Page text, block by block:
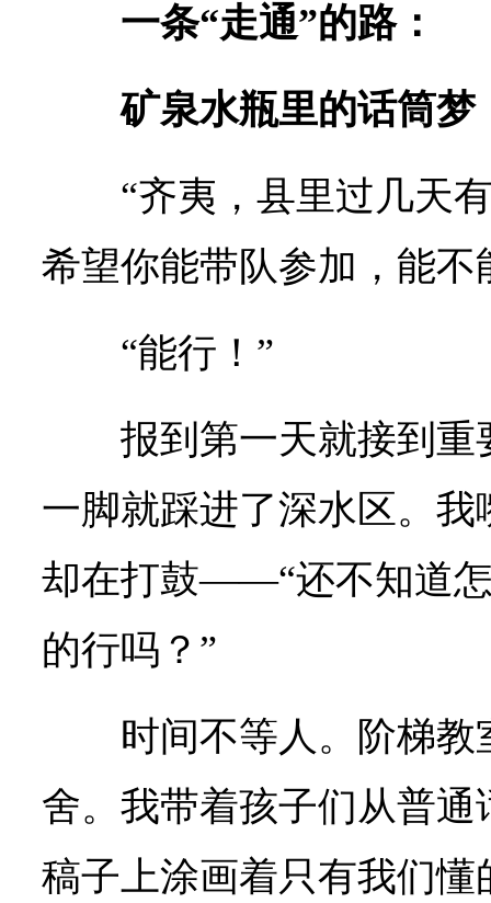
一条“走通”的路：
矿泉水瓶里的话筒梦
“齐夷，县里过几天
希望你能带队参加，能不
“能行！”
报到第一天就接到
一脚就踩进了深水区。
却在打鼓——“还不知道
的行吗？”
时间不等人。阶梯
舍。我带着孩子们从普
稿子上涂画着只有我们懂